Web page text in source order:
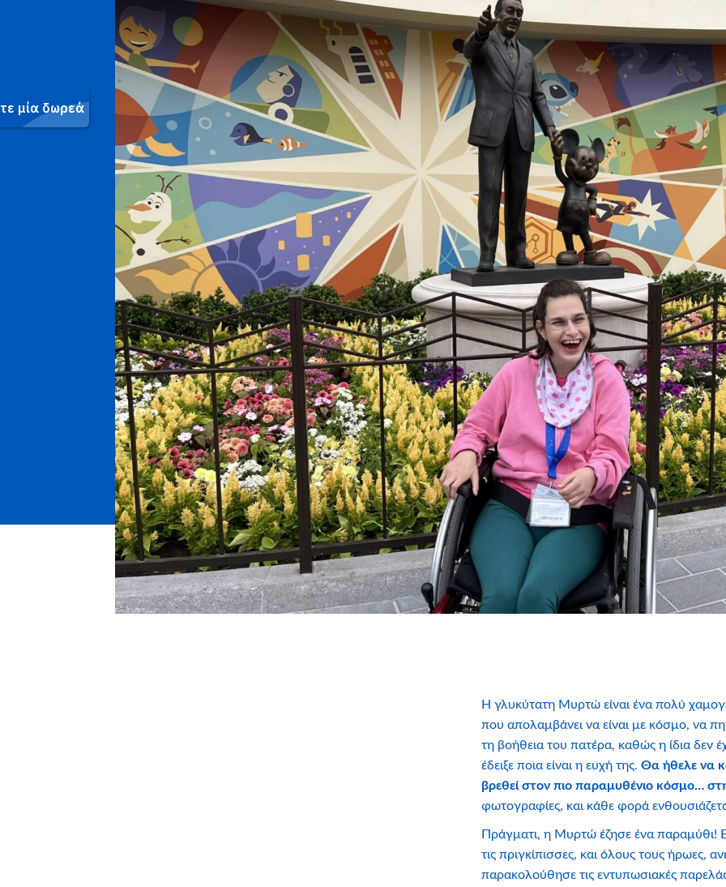
Η γλυκύτατη Μυρτώ είναι ένα πολύ
που απολαμβάνει να είναι με κόσμο, να
τη βοήθεια του πατέρα, καθώς η ίδια δεν
έδειξε ποια είναι η ευχή της. Θα ήθελε να
βρεθεί στον πιο παραμυθένιο κόσμο…
φωτογραφίες, και κάθε φορά
Πράγματι, η Μυρτώ έζησε ένα παραμύθι!
τις πριγκίπισσες, και όλους τους ήρωες,
παρακολούθησε τις εντυπωσιακές